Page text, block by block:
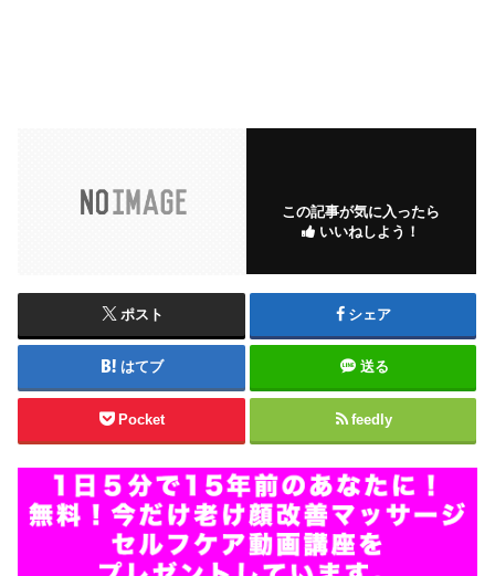
この記事が気に入ったら
いいねしよう！
ポスト シェア
はてブ 送る
Pocket feedly